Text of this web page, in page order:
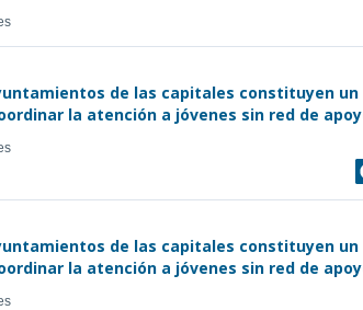
de las capitales constituyen un
la atención a jóvenes sin red de
de las capitales constituyen un
la atención a jóvenes sin red de